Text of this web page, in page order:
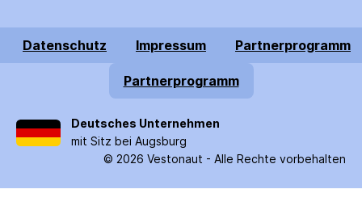
Datenschutz Impressum Partnerprogramm
Partnerprogramm
Deutsches Unternehmen
mit Sitz bei Augsburg
© 2026 Vestonaut - Alle Rechte vorbehalten